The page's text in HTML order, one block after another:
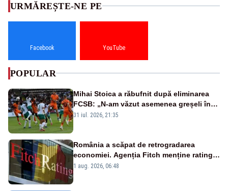
URMĂREȘTE-NE PE
Facebook YouTube
POPULAR
Mihai Stoica a răbufnit după eliminarea
FCSB: „N-am văzut asemenea greșeli în
190 de meciuri europene”
31 iul. 2026, 21:35
România a scăpat de retrogradarea
economiei. Agenția Fitch menține ratingul
„BBB-” cu perspectivă negativă
1 aug. 2026, 06:48